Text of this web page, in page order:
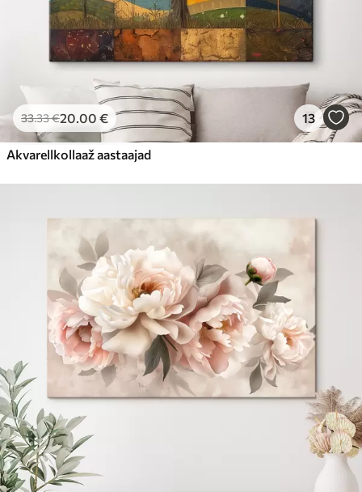
33.33€20.00 € 13
Akvarellkollaaž aastaajad